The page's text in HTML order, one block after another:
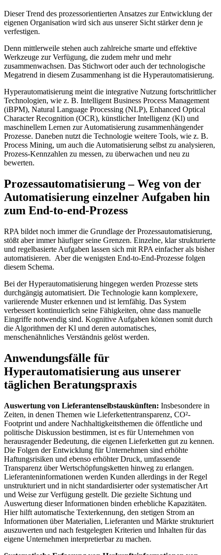
Dieser Trend des prozessorientierten Ansatzes zur Entwicklung der
eigenen Organisation wird sich aus unserer Sicht stärker denn je
verfestigen.
Denn mittlerweile stehen auch zahlreiche smarte und effektive
Werkzeuge zur Verfügung, die zudem mehr und mehr
zusammenwachsen. Das Stichwort oder auch der technologische
Megatrend in diesem Zusammenhang ist die Hyperautomatisierung.
Hyperautomatisierung meint die integrative Nutzung fortschrittlicher
Technologien, wie z. B. Intelligent Business Process Management
(iBPM), Natural Language Processing (NLP), Enhanced Optical
Character Recognition (OCR), künstlicher Intelligenz (Kl) und
maschinellem Lernen zur Automatisierung zusammenhängender
Prozesse. Daneben nutzt die Technologie weitere Tools, wie z. B.
Process Mining, um auch die Automatisierung selbst zu analysieren,
Prozess-Kennzahlen zu messen, zu überwachen und neu zu
bewerten.
Prozessautomatisierung – Weg von der
Automatisierung einzelner Aufgaben hin
zum End-to-end-Prozess
RPA bildet noch immer die Grundlage der Prozessautomatisierung,
stößt aber immer häufiger seine Grenzen. Einzelne, klar strukturierte
und regelbasierte Aufgaben lassen sich mit RPA einfacher als bisher
automatisieren. Aber die wenigsten End-to-End-Prozesse folgen
diesem Schema.
Bei der Hyperautomatisierung hingegen werden Prozesse stets
durchgängig automatisiert. Die Technologie kann komplexere,
variierende Muster erkennen und ist lernfähig. Das System
verbessert kontinuierlich seine Fähigkeiten, ohne dass manuelle
Eingriffe notwendig sind. Kognitive Aufgaben können somit durch
die Algorithmen der Kl und deren automatisches,
menschenähnliches Verständnis gelöst werden.
Anwendungsfälle für
Hyperautomatisierung aus unserer
täglichen Beratungspraxis
Auswertung von Lieferantenselbstauskünften: Insbesondere in
Zeiten, in denen Themen wie Lieferkettentransparenz, CO²-
Footprint und andere Nachhaltigkeitsthemen die öffentliche und
politische Diskussion bestimmen, ist es für Unternehmen von
herausragender Bedeutung, die eigenen Lieferketten gut zu kennen.
Die Folgen der Entwicklung für Unternehmen sind erhöhte
Haftungsrisiken und ebenso erhöhter Druck, umfassende
Transparenz über Wertschöpfungsketten hinweg zu erlangen.
Lieferanteninformationen werden Kunden allerdings in der Regel
unstrukturiert und in nicht standardisierter oder systematischer Art
und Weise zur Verfügung gestellt. Die gezielte Sichtung und
Auswertung dieser Informationen binden erhebliche Kapazitäten.
Hier hilft automatische Texterkennung, den stetigen Strom an
Informationen über Materialien, Lieferanten und Märkte strukturiert
auszuwerten und nach festgelegten Kriterien und Inhalten für das
eigene Unternehmen interpretierbar zu machen.